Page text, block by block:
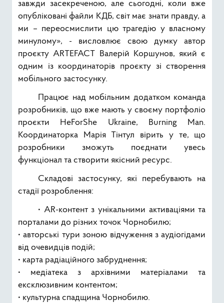
завжди засекреченою, але сьогодні, коли вже
опубліковані файли КДБ, світ має знати правду, а
ми – переосмислити цю трагедію у власному
минулому», - висловлює свою думку автор
проєкту ARTEFACT Валерій Коршунов, який є
одним із координаторів проєкту зі створення
мобільного застосунку.
Працює над мобільним додатком команда
розробників, що вже мають у своєму портфоліо
проєкти HeForShe Ukraine, Burning Man.
Координаторка Марія Тінтул вірить у те, що
розробники зможуть поєднати увесь
функціонал та створити якісний ресурс.
Складові застосунку, які перебувають на
стадії розроблення:
• AR-контент з унікальними активаціями та
порталами до різних точок Чорнобилю;
• авторські тури зоною відчуження з аудіогідами
від очевидців подій;
• карта радіаційного забруднення;
• медіатека з архівними матеріалами та
ексклюзивним контентом;
• культурна спадщина Чорнобилю.